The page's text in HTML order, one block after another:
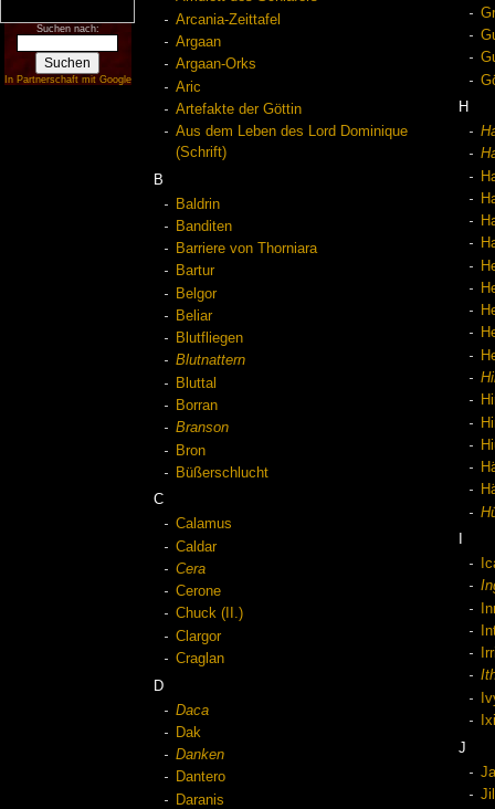
Suchen nach:
In Partnerschaft mit Google
Arcania-Zeittafel
Argaan
Argaan-Orks
Aric
Artefakte der Göttin
Aus dem Leben des Lord Dominique
(Schrift)
B
Baldrin
Banditen
Barriere von Thorniara
Bartur
Belgor
Beliar
Blutfliegen
Blutnattern
Bluttal
Borran
Branson
Bron
Büßerschlucht
C
Calamus
Caldar
Cera
Cerone
Chuck (II.)
Clargor
Craglan
D
Daca
Dak
Danken
Dantero
Daranis
H
J